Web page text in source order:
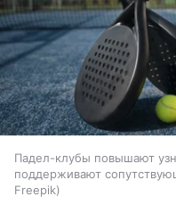
Падел-клубы повышают
поддерживают
Freepik